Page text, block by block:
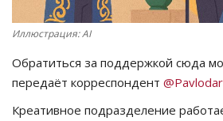
РАЗВЛЕЧЕНИЯ
Курултай
Иллюстрация: AI
Обратиться за поддержкой сюда
передаёт корреспондент
Креативное подразделение